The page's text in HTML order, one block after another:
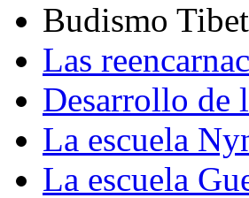
Budismo
Las
Desarrollo de
La escuela
La escuela